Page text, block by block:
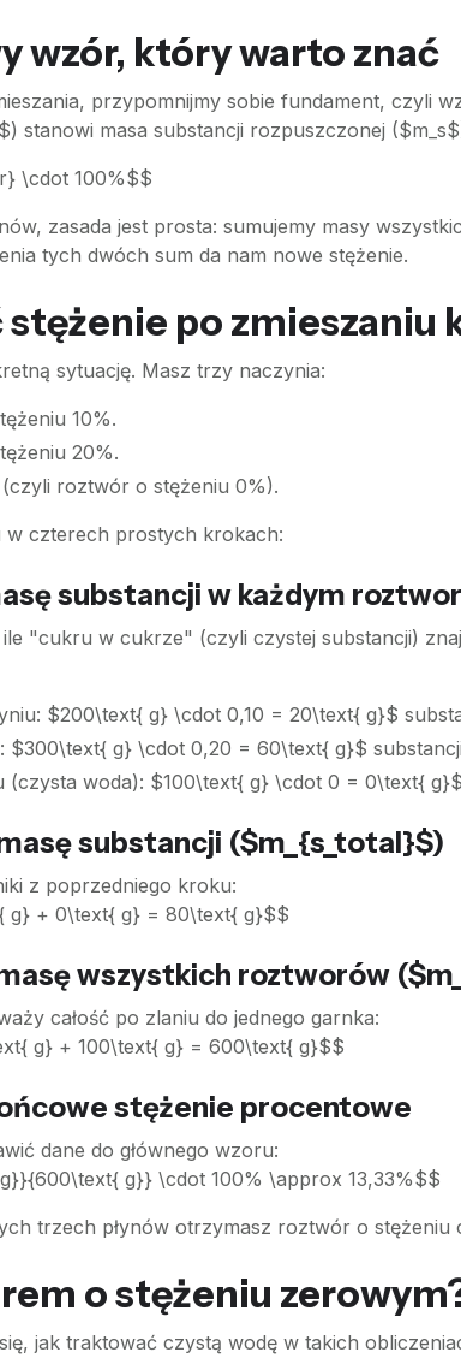
wzór, który warto znać
przypomnijmy sobie fundament, czyli
stanowi masa substancji rozpuszczonej
\cdot 100%$$
zasada jest prosta: sumujemy masy
tych dwóch sum da nam nowe stężenie.
stężenie po zmieszaniu
sytuację. Masz trzy naczynia:
10%.
20%.
roztwór o stężeniu 0%).
w czterech prostych krokach:
substancji w każdym
ile "cukru w cukrze" (czyli czystej substancji)
$200\text{ g} \cdot 0,10 = 20\text{ g}$
$300\text{ g} \cdot 0,20 = 60\text{ g}$
(czysta woda): $100\text{ g} \cdot 0 = 0\text{
substancji ($m_{s_total}$)
z poprzedniego kroku:
g} + 0\text{ g} = 80\text{ g}$$
wszystkich roztworów
całość po zlaniu do jednego garnka:
g} + 100\text{ g} = 600\text{ g}$$
stężenie procentowe
dane do głównego wzoru:
g}} \cdot 100% \approx 13,33%$$
trzech płynów otrzymasz roztwór o stężeniu
o stężeniu
jak traktować czystą wodę w takich